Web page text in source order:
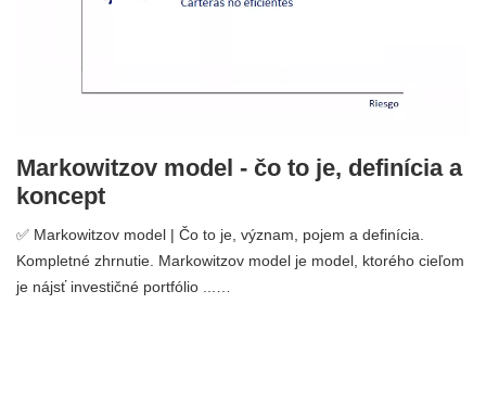
Markowitzov model - čo to je, definícia a
koncept
✅ Markowitzov model | Čo to je, význam, pojem a definícia.
Kompletné zhrnutie. Markowitzov model je model, ktorého cieľom
je nájsť investičné portfólio ...…